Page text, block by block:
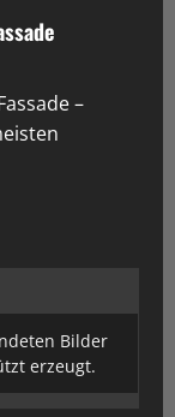
–
Bilder
erzeugt.